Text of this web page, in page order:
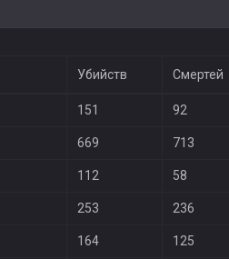
Убийств Смертей
151 92
669 713
112 58
253 236
164 125